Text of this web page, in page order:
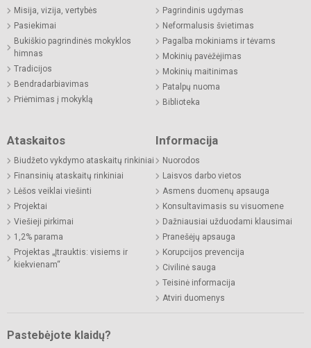
Misija, vizija, vertybės
Pasiekimai
Bukiškio pagrindinės mokyklos
himnas
Tradicijos
Bendradarbiavimas
Priėmimas į mokyklą
Pagrindinis ugdymas
Neformalusis švietimas
Pagalba mokiniams ir tėvams
Mokinių pavėžėjimas
Mokinių maitinimas
Patalpų nuoma
Biblioteka
Ataskaitos
Biudžeto vykdymo ataskaitų rinkiniai
Finansinių ataskaitų rinkiniai
Lėšos veiklai viešinti
Projektai
Viešieji pirkimai
1,2% parama
Projektas „Įtrauktis: visiems ir
kiekvienam“
Informacija
Nuorodos
Laisvos darbo vietos
Asmens duomenų apsauga
Konsultavimasis su visuomene
Dažniausiai užduodami klausimai
Pranešėjų apsauga
Korupcijos prevencija
Civilinė sauga
Teisinė informacija
Atviri duomenys
Pastebėjote klaidų?